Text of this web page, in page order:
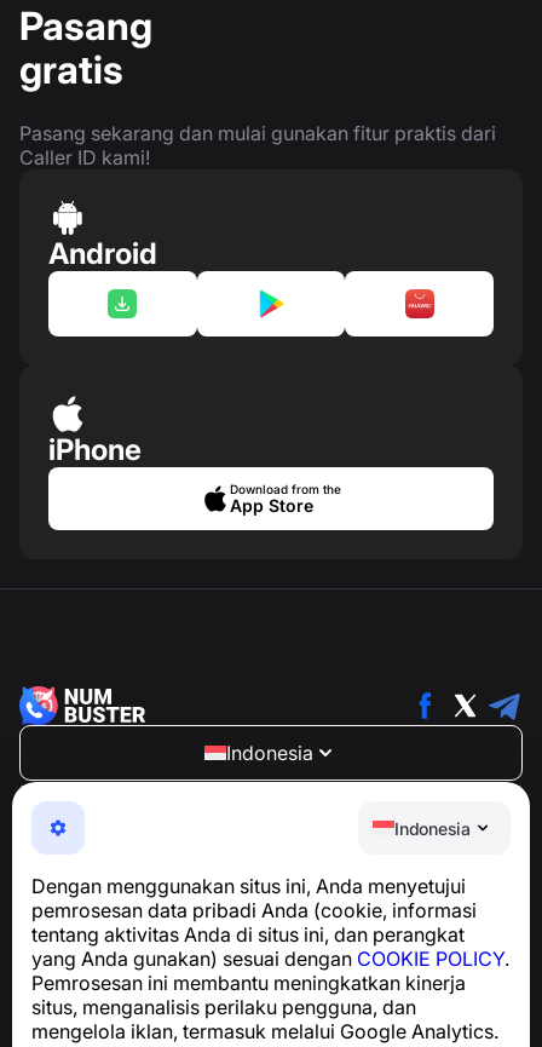
Indonesia
Dengan menggunakan situs ini, Anda menyetujui
pemrosesan data pribadi Anda (cookie, informasi
tentang aktivitas Anda di situs ini, dan perangkat
yang Anda gunakan) sesuai dengan COOKIE POLICY.
Pemrosesan ini membantu meningkatkan kinerja
situs, menganalisis perilaku pengguna, dan
mengelola iklan, termasuk melalui Google Analytics.
Pasang
gratis
Pasang sekarang dan mulai gunakan fitur praktis dari
Caller ID kami!
Android
iPhone
Download from the
App Store
Indonesia
NumBuster © 2013—2026 ·
Aplikasi yang mudah digunakan untuk melindungi Anda
dari penipuan telepon, spam, dan pesan yang tidak
Untuk pertanyaan terkait kepatuhan GDPR:
support@numbuster.com
Pusat Bantuan
Berita dan Artikel